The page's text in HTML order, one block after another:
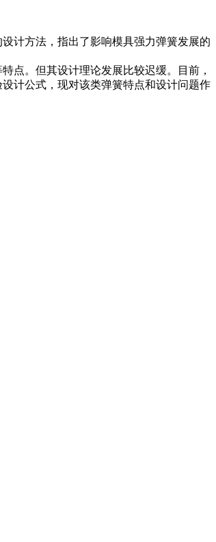
计方法，指出了影响模具强力弹簧发展的
点。但其设计理论发展比较迟缓。目前，
计公式，现对该类弹簧特点和设计问题作